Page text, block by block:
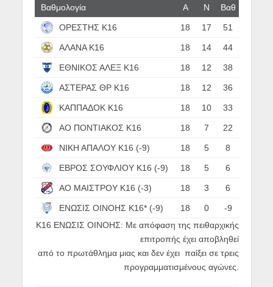
Βαθμολογία Α N Βαθ
ΟΡΕΣΤΗΣ Κ16 18 17 51
ΑΛΑΝΑ Κ16 18 14 44
ΕΘΝΙΚΟΣ ΑΛΕΞ Κ16 18 12 38
ΑΣΤΕΡΑΣ ΘΡ Κ16 18 12 36
ΚΑΠΠΑΔΟΚ Κ16 18 10 33
ΑΟ ΠΟΝΤΙΑΚΟΣ Κ16 18 7 22
ΝΙΚΗ ΑΠΑΛΟΥ Κ16 (-9) 18 5 8
ΕΒΡΟΣ ΣΟΥΦΛΙΟΥ Κ16 (-9) 18 5 6
ΑΟ ΜΑΙΣΤΡΟΥ Κ16 (-3) 18 3 6
ΕΝΩΣΙΣ ΟΙΝΟΗΣ Κ16* (-9) 18 0
-9
Κ16 ΕΝΩΣΙΣ ΟΙΝΟΗΣ: Με απόφαση της πειθαρχικής
επιτροπής έχει αποβληθεί
από το πρωτάθλημα μιας και δεν έχει παίξει σε τρεις
προγραμματισμένους αγώνες.